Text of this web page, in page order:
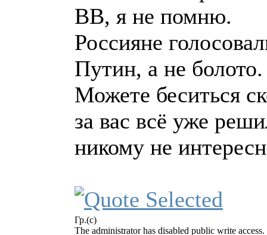
ВВ, я не помню.
Россияне
Путин, а не болото.
Можете беситься
за вас всё уже
никому не
Гр.(с)
The administrator has disabled public write access.